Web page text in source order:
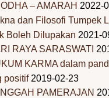
– AMARAH 2022-
dan Filosofi Tumpek
Boleh Dilupakan 2021-
RAYA SARASWATI
KARMA dalam
positif 2019-02-23
PAMERAJAN